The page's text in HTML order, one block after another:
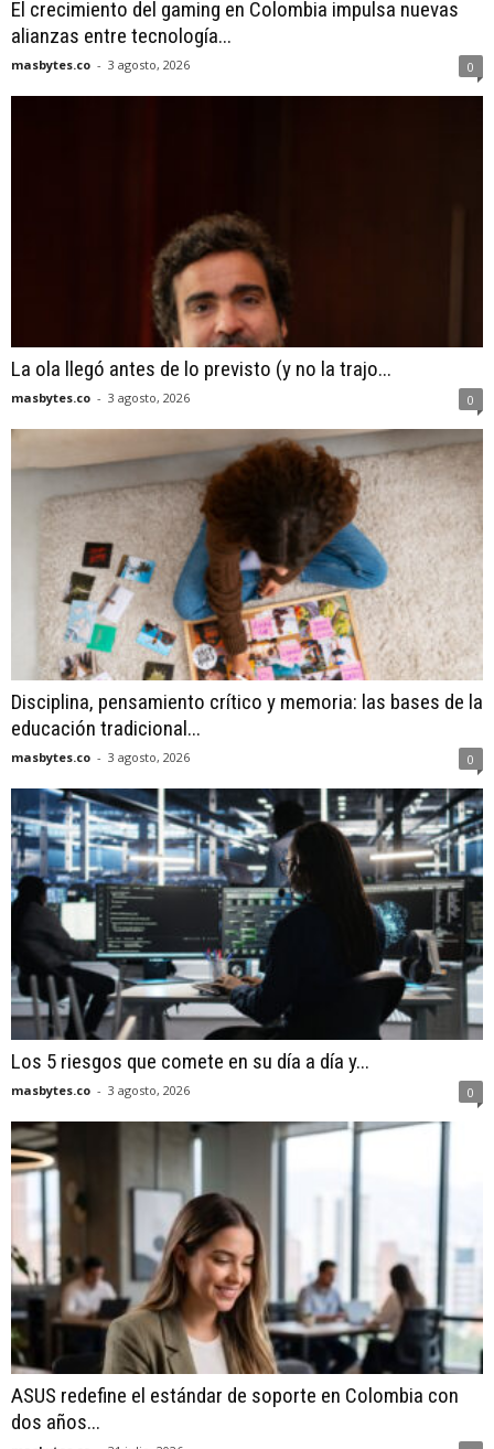
El crecimiento del gaming en Colombia impulsa nuevas
alianzas entre tecnología...
masbytes.co - 3 agosto, 2026 0
La ola llegó antes de lo previsto (y no la trajo...
masbytes.co - 3 agosto, 2026 0
Disciplina, pensamiento crítico y memoria: las bases de la
educación tradicional...
masbytes.co - 3 agosto, 2026 0
Los 5 riesgos que comete en su día a día y...
masbytes.co - 3 agosto, 2026 0
ASUS redefine el estándar de soporte en Colombia con
dos años...